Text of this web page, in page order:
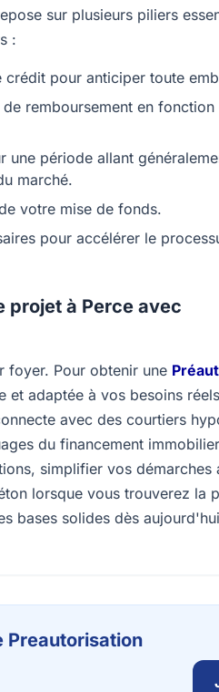
sur plusieurs piliers
:
pour anticiper toute
remboursement en
une période allant
marché.
votre mise de fonds.
pour accélérer le
projet à Perce avec
foyer. Pour obtenir une
et adaptée à vos besoins
avec des courtiers
du financement
simplifier vos démarches
lorsque vous trouverez la
bases solides dès
Preautorisation